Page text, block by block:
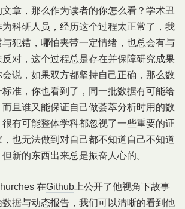
章，那么作为读者的你怎么看？学术丑
科研人员，经历这个过程太正常了，我
犯错，哪怕夹带一定情绪，也总会有与
对，这个过程总是存在并保障研究成果
说，如果双方都坚持自己正确，那么数
准，你也看到了，同一批数据有可能给
且谁又能保证自己做荟萃分析时用的数
有可能整体学科都忽视了一些重要的证
也无法做到对自己都不知道自己不知道
新的东西出来总是振奋人心的。
在Github 上公开了他视角下故事
据与动态报告，我们可以清晰的看到他